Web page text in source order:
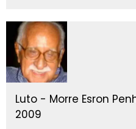
Luto - Morre Esron
2009